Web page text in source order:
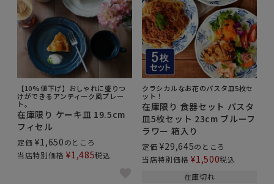
【10%値下げ】おしゃれに盛りつ
けができるアンティーク風プレー
ト。
在庫限り ケーキ皿 19.5cm
フィセル
定価 ¥1,650のところ
当店特別価格 ¥1,485税込
クラシカルなお花のパスタ皿5枚セ
ット！
在庫限り 食器セット パスタ
皿5枚セット 23cm ブルーフ
ラワー 箱入り
定価 ¥29,645のところ
当店特別価格 ¥1,500税込
在庫切れ